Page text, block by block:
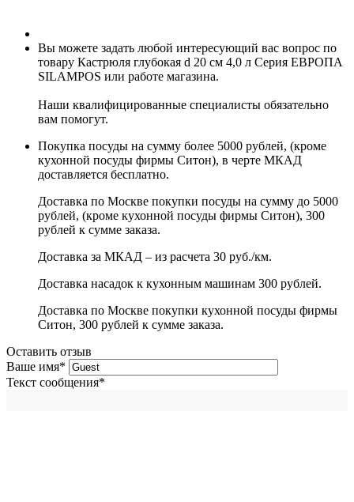
Вы можете задать любой интересующий вас вопрос по
товару Кастрюля глубокая d 20 см 4,0 л Серия ЕВРОПА
SILAMPOS или работе магазина.
Наши квалифицированные специалисты обязательно
вам помогут.
Покупка посуды на сумму более 5000 рублей, (кроме
кухонной посуды фирмы Ситон), в черте МКАД
доставляется бесплатно.
Доставка по Москве покупки посуды на сумму до 5000
рублей, (кроме кухонной посуды фирмы Ситон), 300
рублей к сумме заказа.
Доставка за МКАД – из расчета 30 руб./км.
Доставка насадок к кухонным машинам 300 рублей.
Доставка по Москве покупки кухонной посуды фирмы
Ситон, 300 рублей к сумме заказа.
Оставить отзыв
Ваше имя*
Текст сообщения*